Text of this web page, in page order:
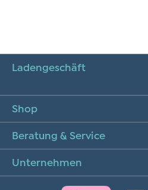
Ladengeschäft
Shop
Beratung & Service
Unternehmen